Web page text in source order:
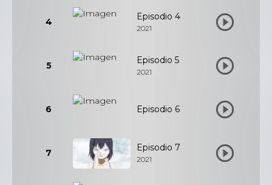
4 Episodio 4
2021
5 Episodio 5
2021
6 Episodio 6
7 Episodio 7
2021